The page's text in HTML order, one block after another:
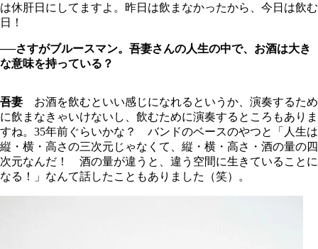
は休肝日にしてますよ。昨日は飲まなかったから、今日は飲む
日！
──さすがブルースマン。吾妻さんの人生の中で、お酒は大き
な意味を持っている？
吾妻 お酒を飲むといい感じになれるというか、演奏するため
に飲まなきゃいけないし、飲むために演奏するところもありま
すね。35年前ぐらいかな？ バンドのベースのやつと「人生は
縦・横・高さの三次元じゃなくて、縦・横・高さ・酒の量の四
次元なんだ！ 酒の量が違うと、違う空間に生きていることに
なる！」なんて話したこともありました（笑）。